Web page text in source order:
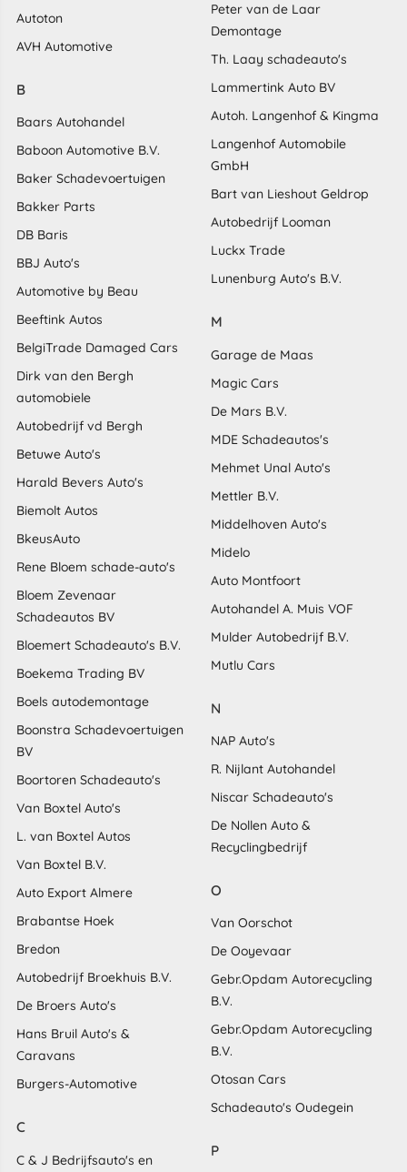
Autoton
AVH Automotive
B
Baars Autohandel
Baboon Automotive B.V.
Baker Schadevoertuigen
Bakker Parts
DB Baris
BBJ Auto's
Automotive by Beau
Beeftink Autos
BelgiTrade Damaged Cars
Dirk van den Bergh
automobiele
Autobedrijf vd Bergh
Betuwe Auto's
Harald Bevers Auto's
Biemolt Autos
BkeusAuto
Rene Bloem schade-auto's
Bloem Zevenaar
Schadeautos BV
Bloemert Schadeauto's B.V.
Boekema Trading BV
Boels autodemontage
Boonstra Schadevoertuigen
BV
Boortoren Schadeauto's
Van Boxtel Auto's
L. van Boxtel Autos
Van Boxtel B.V.
Auto Export Almere
Brabantse Hoek
Bredon
Autobedrijf Broekhuis B.V.
De Broers Auto's
Hans Bruil Auto's &
Caravans
Burgers-Automotive
C
C & J Bedrijfsauto's en
Peter van de Laar
Demontage
Th. Laay schadeauto's
Lammertink Auto BV
Autoh. Langenhof & Kingma
Langenhof Automobile
GmbH
Bart van Lieshout Geldrop
Autobedrijf Looman
Luckx Trade
Lunenburg Auto's B.V.
M
Garage de Maas
Magic Cars
De Mars B.V.
MDE Schadeautos's
Mehmet Unal Auto's
Mettler B.V.
Middelhoven Auto's
Midelo
Auto Montfoort
Autohandel A. Muis VOF
Mulder Autobedrijf B.V.
Mutlu Cars
N
NAP Auto's
R. Nijlant Autohandel
Niscar Schadeauto's
De Nollen Auto &
Recyclingbedrijf
O
Van Oorschot
De Ooyevaar
Gebr.Opdam Autorecycling
B.V.
Gebr.Opdam Autorecycling
B.V.
Otosan Cars
Schadeauto's Oudegein
P